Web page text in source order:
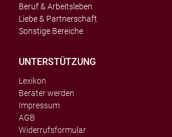
Beruf & Arbeitsleben
Liebe & Partnerschaft
Sonstige Bereiche
UNTERSTÜTZUNG
Lexikon
Berater werden
Impressum
AGB
Widerrufsformular